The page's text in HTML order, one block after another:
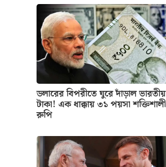
ডলারের বিপরীতে ঘুরে দাঁড়াল ভারতীয়
টাকা! এক ধাক্কায় ৩১ পয়সা শক্তিশালী
রুপি